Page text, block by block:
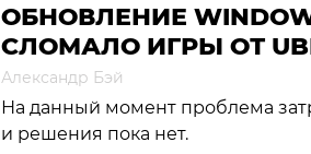
ОБНОВЛЕНИЕ
СЛОМАЛО ИГРЫ ОТ
Александр Бэй
На данный момент проблема
и решения пока нет.